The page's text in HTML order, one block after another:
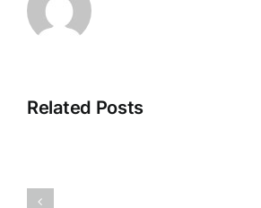
Related Posts